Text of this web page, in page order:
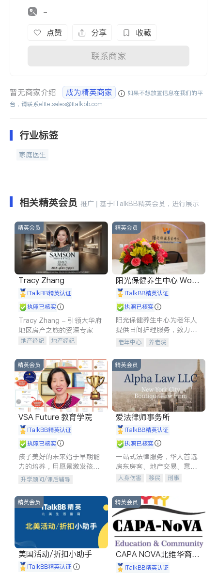
-
点赞 分享 收藏
联系商家
暂无商家介绍 成为精英商家
如果不想放置信息在我们的平
台，请联系elite.sales@italkbb.com
行业标签
家庭医生
相关精英会员 推广 | 基于iTalkBB精英会员，进行展示
精英会员
Tracy Zhang
iTalkBB精英认证
执照已核实
Tracy Zhang - 引领大华府
地区房产之旅的资深专家
地产经纪
地产经纪
商铺租售
开发商建商
精英会员
阳光保健养生中心 World
shine
iTalkBB精英认证
执照已核实
阳光保健养生中心为老年人
提供日间护理服务，致力于
通过持续的护理创新来有效
老年中心 养老院
精英会员
VSA Future 教育学院
iTalkBB精英认证
执照已核实
孩子美好的未来始于早期能
力的培养，用愿景激发孩子
的学习潜力和动力。理念：
拥有成长型心态是成功的基
石。
升学顾问/课后辅导
精英会员
爱法律师事务所
iTalkBB精英认证
执照已核实
一站式法律服务，华人首选.
房东房客、地产交易、意外
伤害、车祸重伤、商业诉
建筑合同、刑事案件全包办
人身伤害 移民
刑事
信托/遗嘱
商业
索赔
律师-其它 保释
精英会员
美国活动/折扣小助手
iTalkBB精英认证
精英会员
CAPA NOVA北维华裔家
长会iTalkBB精英认证